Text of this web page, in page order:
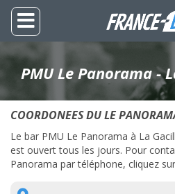
PMU Le Panorama -
COORDONEES DU LE
Le bar PMU Le Panorama à La
est ouvert tous les jours. Pour
Panorama par téléphone, cliquez